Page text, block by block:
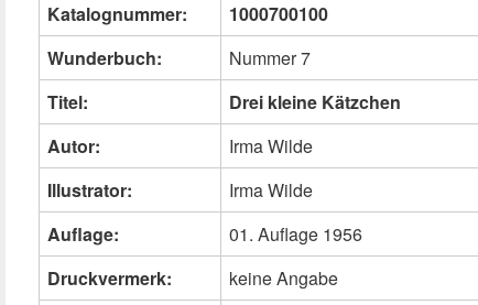
Katalognummer:
1000700100
Wunderbuch:
Nummer 7
Titel:
Drei kleine Kätzchen
Autor:
Irma Wilde
Illustrator:
Irma Wilde
Auflage:
01. Auflage 1956
Druckvermerk:
keine Angabe